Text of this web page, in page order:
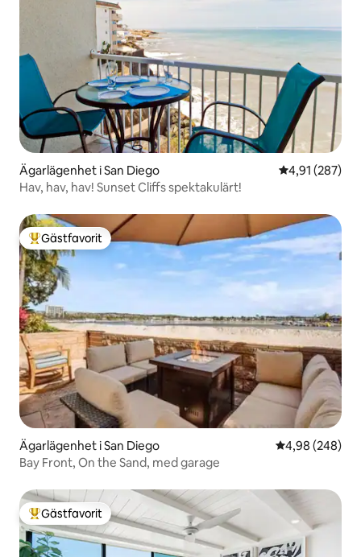
Ägarlägenhet i San Diego 4,91 av 5 i
4,91 (287)
Hav, hav, hav! Sunset Cliffs spektakulärt!
Populär gästfavorit
Gästfavorit
Ägarlägenhet i San Diego 4,98 av 5 i
4,98 (248)
Bay Front, On the Sand, med garage
Populär gästfavorit
Gästfavorit